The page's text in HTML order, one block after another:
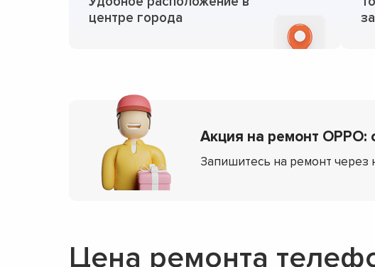
центре города
Акция на ремонт OPPO:
Запишитесь на ремонт через
Цена ремонта